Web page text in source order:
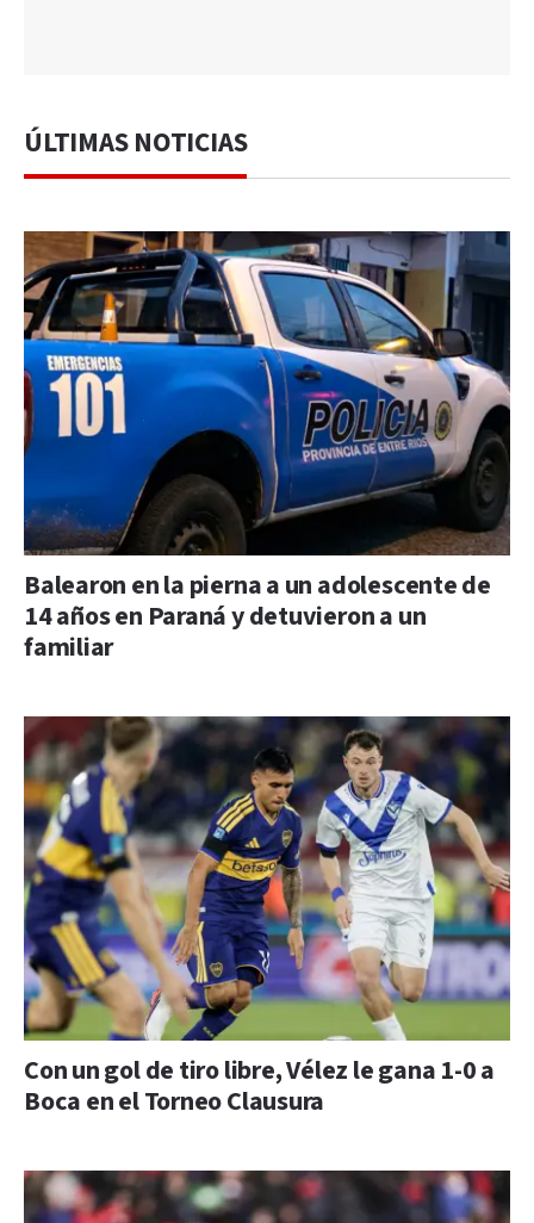
ÚLTIMAS NOTICIAS
Balearon en la pierna a un adolescente de
14 años en Paraná y detuvieron a un
familiar
Con un gol de tiro libre, Vélez le gana 1-0 a
Boca en el Torneo Clausura